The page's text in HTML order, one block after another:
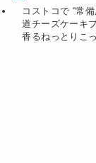
コストコで “常
道チーズケーキ
香るねっとりこ